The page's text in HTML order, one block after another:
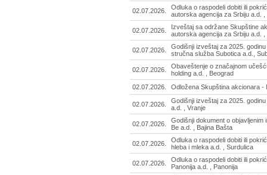
02.07.2026.
Odluka o raspodeli dobiti ili
autorska agencija za Srbiju a.d. ,
02.07.2026.
Izveštaj sa održane Skupštine
autorska agencija za Srbiju a.d. ,
02.07.2026.
Godišnji izveštaj za 2025.
stručna služba Subotica a.d.,
02.07.2026.
Obaveštenje o značajnom
holding a.d. , Beograd
02.07.2026.
Odložena Skupština akcionara -
02.07.2026.
Godišnji izveštaj za 2025.
a.d. , Vranje
02.07.2026.
Godišnji dokument o objavljenim
Be a.d. , Bajina Bašta
02.07.2026.
Odluka o raspodeli dobiti ili
hleba i mleka a.d. , Surdulica
02.07.2026.
Odluka o raspodeli dobiti ili
Panonija a.d. , Panonija